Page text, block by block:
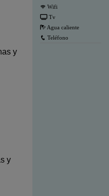
y
y
Wifi
Tv
Agua caliente
Teléfono